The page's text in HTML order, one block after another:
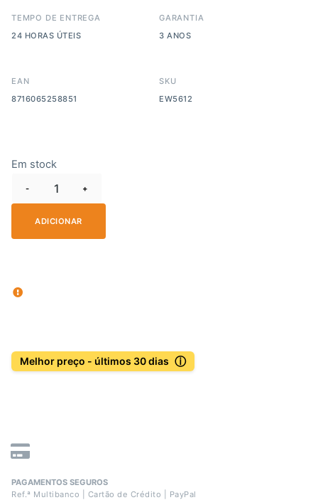
TEMPO DE ENTREGA
24 HORAS ÚTEIS
GARANTIA
3 ANOS
EAN
8716065258851
SKU
EW5612
Em stock
- +
ADICIONAR
Melhor preço - últimos 30 dias ⓘ
PAGAMENTOS SEGUROS
Ref.ª Multibanco | Cartão de Crédito | PayPal